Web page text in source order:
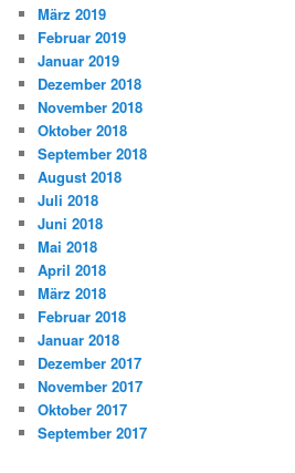
März 2019
Februar 2019
Januar 2019
Dezember 2018
November 2018
Oktober 2018
September 2018
August 2018
Juli 2018
Juni 2018
Mai 2018
April 2018
März 2018
Februar 2018
Januar 2018
Dezember 2017
November 2017
Oktober 2017
September 2017